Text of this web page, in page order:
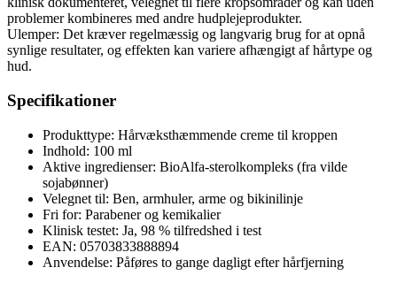
problemer kombineres med andre hudplejeprodukter.
Ulemper: Det kræver regelmæssig og langvarig brug for at opnå
synlige resultater, og effekten kan variere afhængigt af hårtype og
hud.
Specifikationer
Produkttype: Hårvæksthæmmende creme til kroppen
Indhold: 100 ml
Aktive ingredienser: BioAlfa-sterolkompleks (fra vilde
sojabønner)
Velegnet til: Ben, armhuler, arme og bikinilinje
Fri for: Parabener og kemikalier
Klinisk testet: Ja, 98 % tilfredshed i test
EAN: 05703833888894
Anvendelse: Påføres to gange dagligt efter hårfjerning